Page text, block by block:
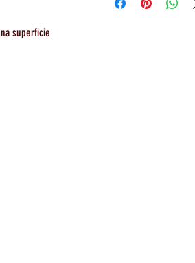
superficie